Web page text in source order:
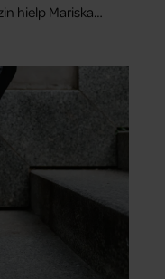
hielp Mariska